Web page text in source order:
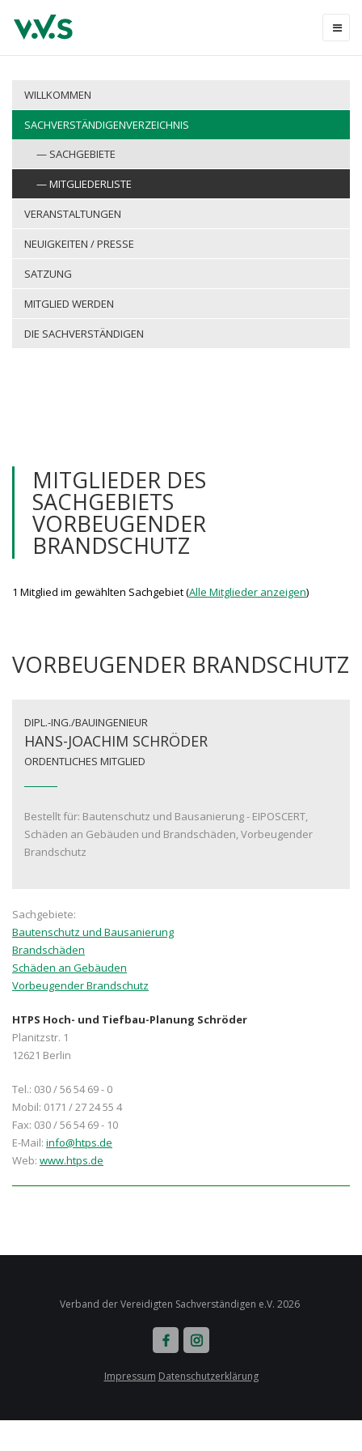
WILLKOMMEN
SACHVERSTÄNDIGENVERZEICHNIS
SACHGEBIETE
MITGLIEDERLISTE
VERANSTALTUNGEN
NEUIGKEITEN / PRESSE
SATZUNG
MITGLIED WERDEN
DIE SACHVERSTÄNDIGEN
MITGLIEDER DES
SACHGEBIETS
VORBEUGENDER
BRANDSCHUTZ
1 Mitglied im gewählten Sachgebiet (Alle Mitglieder anzeigen)
VORBEUGENDER BRANDSCHUTZ
DIPL.-ING./BAUINGENIEUR
HANS-JOACHIM SCHRÖDER
ORDENTLICHES MITGLIED
Bestellt für: Bautenschutz und Bausanierung - EIPOSCERT,
Schäden an Gebäuden und Brandschäden, Vorbeugender
Brandschutz
Sachgebiete:
Bautenschutz und Bausanierung
Brandschäden
Schäden an Gebäuden
Vorbeugender Brandschutz
HTPS Hoch- und Tiefbau-Planung Schröder
Planitzstr. 1
12621 Berlin
Tel.: 030 / 56 54 69 - 0
Mobil: 0171 / 27 24 55 4
Fax: 030 / 56 54 69 - 10
E-Mail: info@htps.de
Web: www.htps.de
Verband der Vereidigten Sachverständigen e.V. 2026
Impressum Datenschutzerklärung